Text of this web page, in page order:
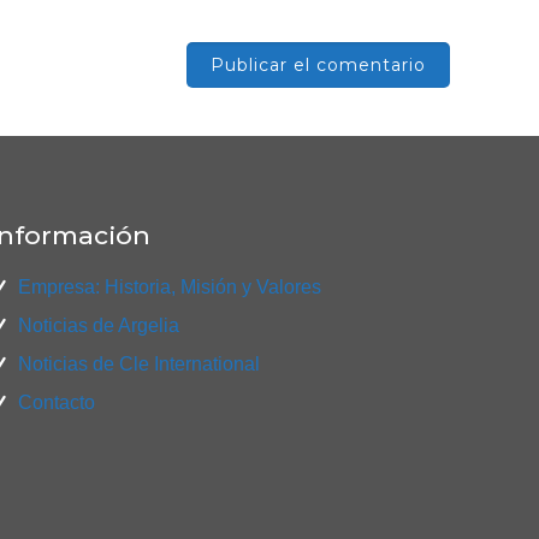
Empresa: Historia, Misión y Valores
Noticias de Argelia
Noticias de Cle International
Contacto